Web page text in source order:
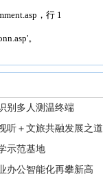
别多人测温终端
听＋文旅共融发展之道
示范基地
办公智能化再攀新高